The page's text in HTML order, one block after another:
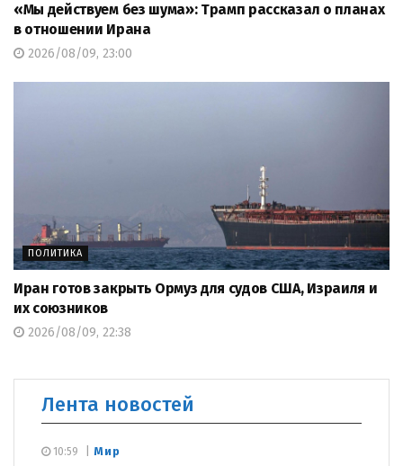
«Мы действуем без шума»: Трамп рассказал о планах
в отношении Ирана
2026/08/09, 23:00
ПОЛИТИКА
Иран готов закрыть Ормуз для судов США, Израиля и
их союзников
2026/08/09, 22:38
Лента новостей
Мир
10:59